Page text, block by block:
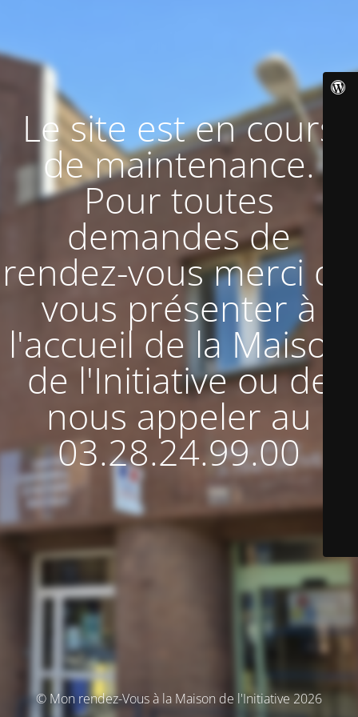
Le site est en cours
de maintenance.
Pour toutes
demandes de
rendez-vous merci de
vous présenter à
l'accueil de la Maison
de l'Initiative ou de
nous appeler au
03.28.24.99.00
© Mon rendez-Vous à la Maison de l'Initiative 2026